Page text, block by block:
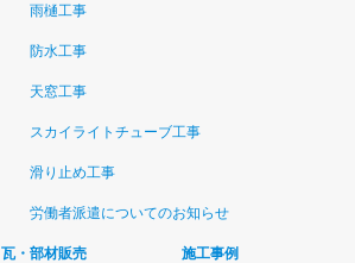
雨樋工事
防水工事
天窓工事
スカイライトチューブ工事
滑り止め工事
労働者派遣についてのお知らせ
瓦・部材販売 施工事例